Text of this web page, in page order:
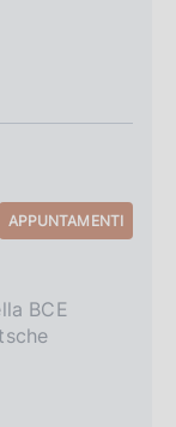
APPUNTAMENTI
BCE